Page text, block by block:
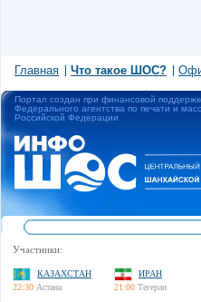
Главная Что такое ШОС?
Портал создан при финансовой
Федерального агентства по печати и
Российской Федерации
Участники:
КАЗАХСТАН
22:30 Астана
ИРАН
21:00 Тегеран